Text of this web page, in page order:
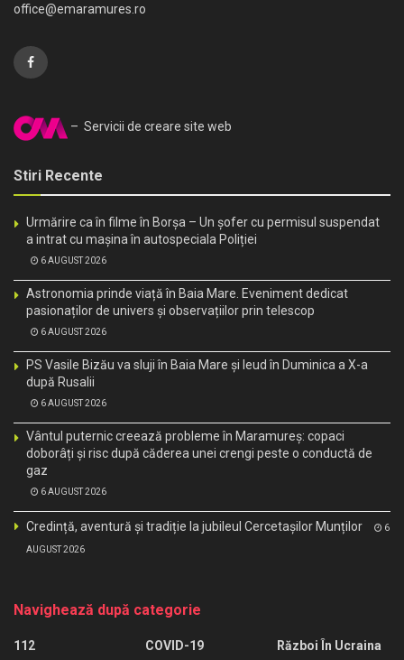
office@emaramures.ro
– Servicii de creare site web
Stiri Recente
Urmărire ca în filme în Borșa – Un șofer cu permisul suspendat
a intrat cu mașina în autospeciala Poliției
6 AUGUST 2026
Astronomia prinde viață în Baia Mare. Eveniment dedicat
pasionaților de univers și observațiilor prin telescop
6 AUGUST 2026
PS Vasile Bizău va sluji în Baia Mare și Ieud în Duminica a X-a
după Rusalii
6 AUGUST 2026
Vântul puternic creează probleme în Maramureș: copaci
doborâți și risc după căderea unei crengi peste o conductă de
gaz
6 AUGUST 2026
Credință, aventură și tradiție la jubileul Cercetașilor Munților 6
AUGUST 2026
Navighează după categorie
112
COVID-19
Război În Ucraina